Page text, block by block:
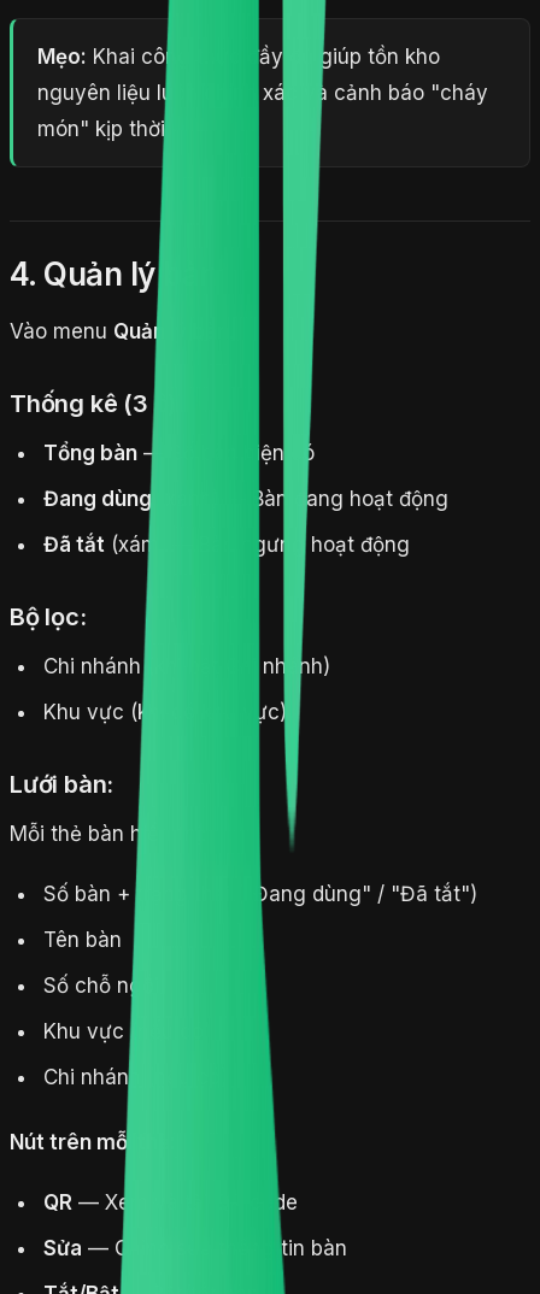
Mẹo: Khai công thức đầy đủ giúp tồn kho
nguyên liệu luôn chính xác và cảnh báo "cháy
món" kịp thời.
4. Quản lý bàn
Vào menu Quản lý bàn
Thống kê (3 ô):
Tổng bàn — Số bàn hiện có
Đang dùng (xanh) — Bàn đang hoạt động
Đã tắt (xám) — Bàn ngưng hoạt động
Bộ lọc:
Chi nhánh (khi bật Chi nhánh)
Khu vực (khi có khu vực)
Lưới bàn:
Mỗi thẻ bàn hiển thị:
Số bàn + trạng thái ("Đang dùng" / "Đã tắt")
Tên bàn
Số chỗ ngồi
Khu vực (nếu có)
Chi nhánh (nếu có)
Nút trên mỗi thẻ:
QR — Xem và tải QR code
Sửa — Chỉnh sửa thông tin bàn